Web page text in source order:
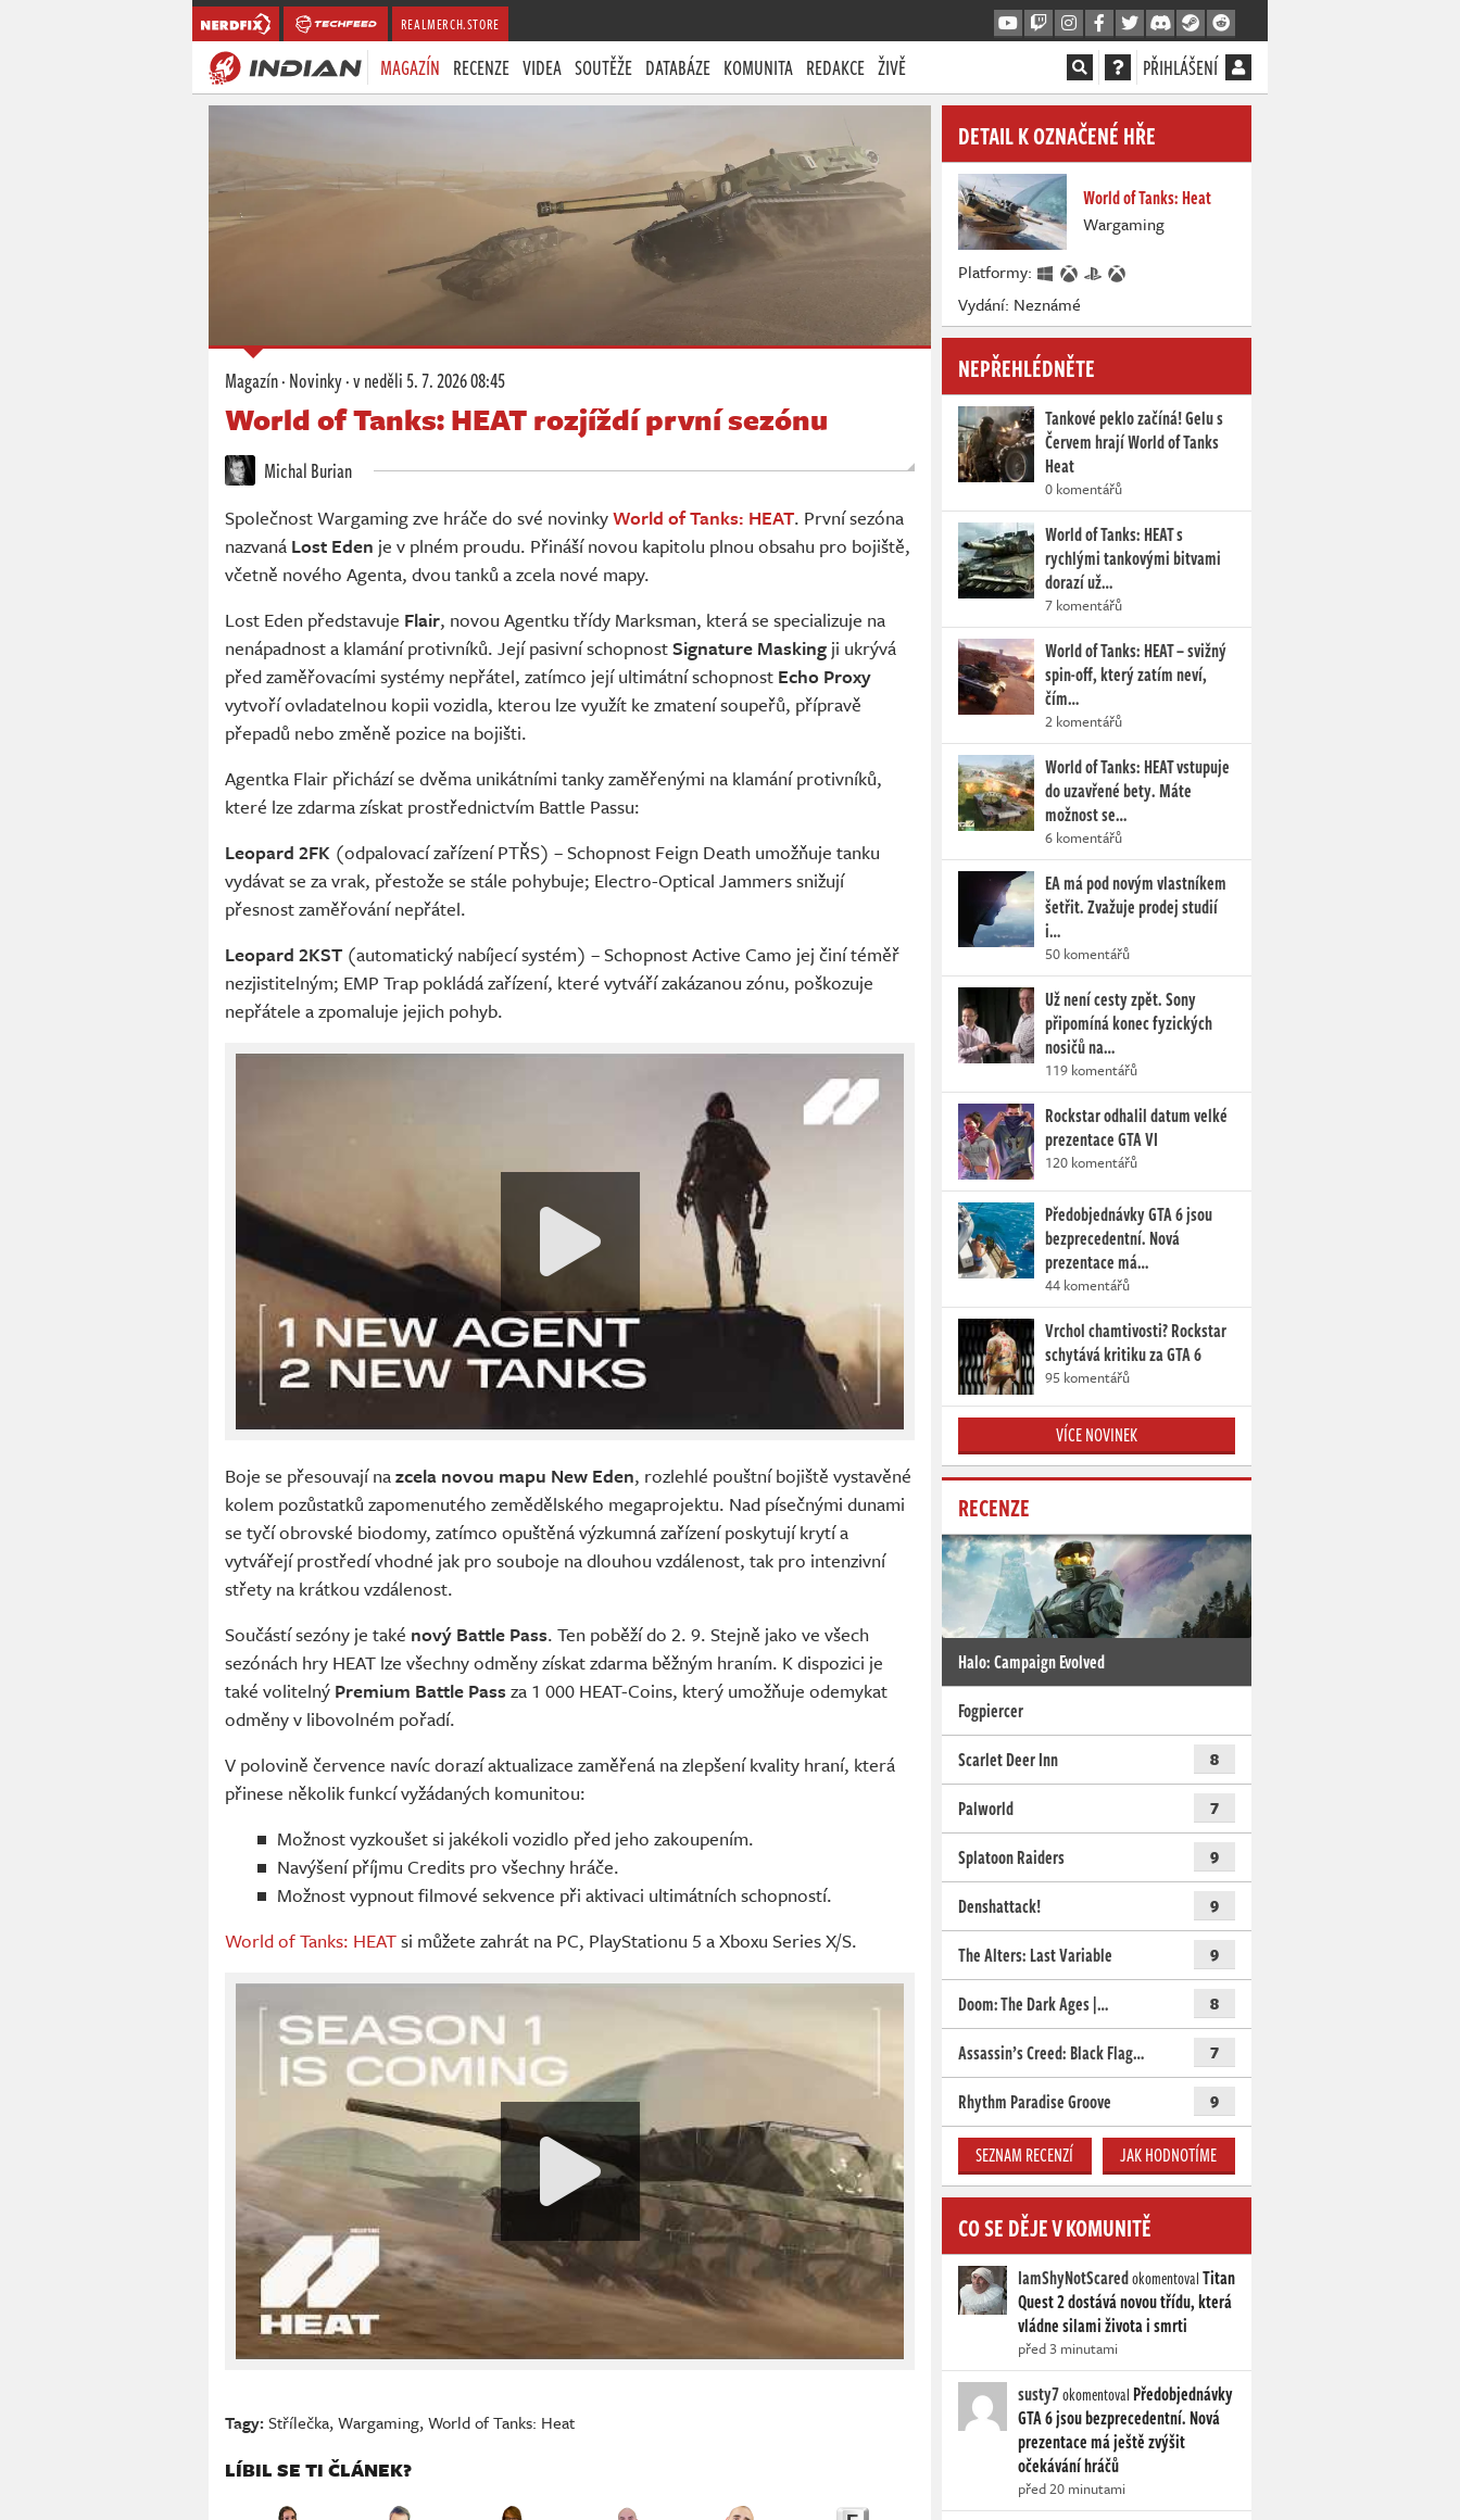
REALMERCH.STORE
MAGAZÍN RECENZE VIDEA SOUTĚŽE DATABÁZE KOMUNITA REDAKCE ŽIVĚ PŘIHLÁŠENÍ
Magazín·Novinky·v neděli5. 7. 2026 08:45
World of Tanks: HEAT rozjíždí první sezónu
Michal Burian
Společnost Wargaming zve hráče do své novinkyWorld of Tanks: HEAT. První sezóna
nazvaná Lost Eden je v plném proudu. Přináší novou kapitolu plnou obsahu pro bojiště,
včetně nového Agenta, dvou tanků a zcela nové mapy.
Lost Eden představuje Flair, novou Agentku třídy Marksman, která se specializuje na
nenápadnost a klamání protivníků. Její pasivní schopnostSignature Masking ji ukrývá
před zaměřovacími systémy nepřátel, zatímco její ultimátní schopnost Echo Proxy
vytvoří ovladatelnou kopii vozidla, kterou lze využít ke zmatení soupeřů, přípravě
přepadů nebo změně pozice na bojišti.
Agentka Flair přichází se dvěma unikátními tanky zaměřenými na klamání protivníků,
které lze zdarma získat prostřednictvím Battle Passu:
Leopard 2FK (odpalovací zařízení PTŘS) – Schopnost Feign Death umožňuje tanku
vydávat se za vrak, přestože se stále pohybuje; Electro-Optical Jammers snižují
přesnost zaměřování nepřátel.
Leopard 2KST (automatický nabíjecí systém) – Schopnost Active Camo jej činí téměř
nezjistitelným; EMP Trap pokládá zařízení, které vytváří zakázanou zónu, poškozuje
nepřátele a zpomaluje jejich pohyb.
Boje se přesouvají nazcela novou mapu New Eden, rozlehlé pouštní bojiště vystavěné
kolem pozůstatků zapomenutého zemědělského megaprojektu. Nad písečnými dunami
se tyčí obrovské biodomy, zatímco opuštěná výzkumná zařízení poskytují krytí a
vytvářejí prostředí vhodné jak pro souboje na dlouhou vzdálenost, tak pro intenzivní
střety na krátkou vzdálenost.
Součástí sezóny je také nový Battle Pass. Ten poběží do 2. 9. Stejně jako ve všech
sezónách hry HEAT lze všechny odměny získat zdarma běžným hraním. K dispozici je
také volitelný Premium Battle Pass za 1 000 HEAT-Coins, který umožňuje odemykat
odměny v libovolném pořadí.
V polovině července navíc dorazí aktualizace zaměřená na zlepšení kvality hraní, která
přinese několik funkcí vyžádaných komunitou:
Možnost vyzkoušet si jakékoli vozidlo před jeho zakoupením.
Navýšení příjmu Credits pro všechny hráče.
Možnost vypnout filmové sekvence při aktivaci ultimátních schopností.
World of Tanks: HEATsi můžete zahrát na PC, PlayStationu 5 a Xboxu Series X/S.
Tagy:Střílečka,Wargaming,World of Tanks: Heat
LÍBIL SE TI ČLÁNEK?
DETAIL K OZNAČENÉ HŘE
World of Tanks: Heat
Wargaming
Platformy:
Vydání: Neznámé
NEPŘEHLÉDNĚTE
Tankové peklo začíná! Gelu s
Červem hrají World of Tanks
Heat
0 komentářů
World of Tanks: HEAT s
rychlými tankovými bitvami
dorazí už…
7 komentářů
World of Tanks: HEAT – svižný
spin-off, který zatím neví,
čím…
2 komentářů
World of Tanks: HEAT vstupuje
do uzavřené bety. Máte
možnost se…
6 komentářů
EA má pod novým vlastníkem
šetřit. Zvažuje prodej studií
i…
50 komentářů
Už není cesty zpět. Sony
připomíná konec fyzických
nosičů na…
119 komentářů
Rockstar odhalil datum velké
prezentace GTA VI
120 komentářů
Předobjednávky GTA 6 jsou
bezprecedentní. Nová
prezentace má…
44 komentářů
Vrchol chamtivosti? Rockstar
schytává kritiku za GTA 6
95 komentářů
VÍCE NOVINEK
RECENZE
Halo: Campaign Evolved
Fogpiercer
Scarlet Deer Inn
8
Palworld 7
Splatoon Raiders 9
Denshattack! 9
The Alters: Last Variable 9
Doom: The Dark Ages |… 8
Assassin’s Creed: Black Flag… 7
Rhythm Paradise Groove 9
SEZNAM RECENZÍ JAK HODNOTÍME
CO SE DĚJE V KOMUNITĚ
IamShyNotScaredokomentovalTitan
Quest 2 dostává novou třídu, která
vládne silami života i smrti
před 3 minutami
susty7okomentoval Předobjednávky
GTA 6 jsou bezprecedentní. Nová
prezentace má ještě zvýšit
očekávání hráčů
před 20 minutami